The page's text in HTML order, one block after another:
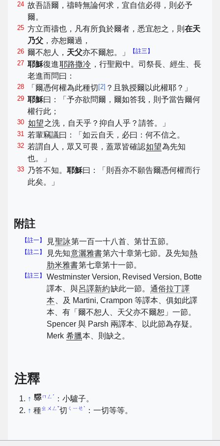
24 故吾語爾，禱時無論何求，宜自信必得，則必予
爾。
25 方立而禱也，凡有所負於爾者，悉宜恕之，則在天
乃父 ，亦恕爾過，
26 爾不恕人， 天父亦不爾恕。」 【註三】
27 耶穌復進耶路撒冷 ，行聖殿中。司祭長、經生、長
老進而問曰：
28 「爾憑何權為此種切 [2] ？且孰授爾以此權耶？」
29 耶穌曰：「予亦欲問爾，爾如答我，則予當告爾何
權行此；
30 如望之洗，自天乎？抑自人乎？請答。」
31 若輩竊議曰：「如云自天，必曰：何不信之。
32 若謂自人，眾又可畏，蓋眾皆確認如望為先知
也。」
33 乃答不知。耶穌曰：「則吾亦不願告爾憑何權而行
此矣。」
附註
【註一】 見聖詠第一百一十八首、第廿五節。
【註二】 見先知意灑雅書第六十章第七節。及先知熱
肋米雅書第七章第十一節。
【註三】
Westminster Version, Revised Version, Botte
譯本、與呂譯新約缺此一節。 通俗拉丁譯
本 、及 Martini, Crampon 等譯本、俱如此譯
本、有「爾不恕人、天父亦不爾恕」一節。
Spencer 與 Parsh 兩譯本、以此節為存疑。
Merk 希臘本、則缺之。
注釋
↑ ㄇㄥˊ
：小驢子。
↑ 種ㄓㄨㄥˇ切 ㄑㄧㄝˋ ：一切等等。